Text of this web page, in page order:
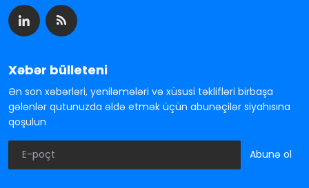
Xəbər bülleteni
Ən son xəbərləri, yeniləmələri və xüsusi təklifləri birbaşa
gələnlər qutunuzda əldə etmək üçün abunəçilər siyahısına
qoşulun
Abunə ol